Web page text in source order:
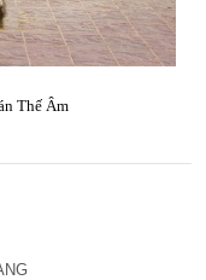
Thế Âm